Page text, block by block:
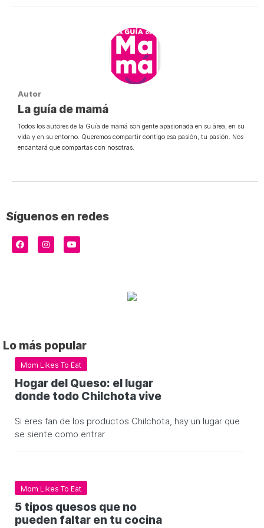
Autor
La guía de mamá
Todos los autores de la Guía de mamá son gente apasionada en su área, en su
vida y en su entorno. Queremos compartir contigo esa pasión, tu pasión. Nos
encantará que compartas con nosotras.
Síguenos en redes
Lo más popular
Mom Likes To Eat
Hogar del Queso: el lugar
donde todo Chilchota vive
Si eres fan de los productos Chilchota, hay un lugar que
se siente como entrar
Mom Likes To Eat
5 tipos quesos que no
pueden faltar en tu cocina